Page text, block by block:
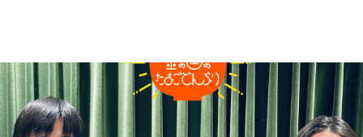
お知らせ
イベント・グッズ
YouTube
会社情報